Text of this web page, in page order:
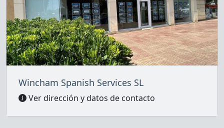
Wincham Spanish Services SL
Ver dirección y datos de contacto